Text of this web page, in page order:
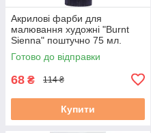
Акрилові фарби для
малювання художні "Burnt
Sienna" поштучно 75 мл.
Готово до відправки
68 ₴ 114 ₴
Купити